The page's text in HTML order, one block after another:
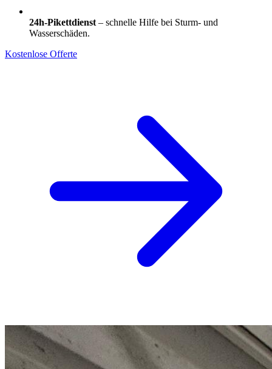
24h-Pikettdienst – schnelle Hilfe bei Sturm- und
Wasserschäden.
Kostenlose Offerte